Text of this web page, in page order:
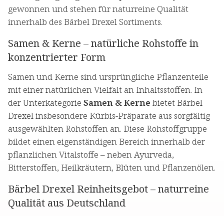
gewonnen und stehen für naturreine Qualität
innerhalb des Bärbel Drexel Sortiments.
Samen & Kerne – natürliche Rohstoffe in
konzentrierter Form
Samen und Kerne sind ursprüngliche Pflanzenteile
mit einer natürlichen Vielfalt an Inhaltsstoffen. In
der Unterkategorie Samen & Kerne bietet Bärbel
Drexel insbesondere Kürbis-Präparate aus sorgfältig
ausgewählten Rohstoffen an. Diese Rohstoffgruppe
bildet einen eigenständigen Bereich innerhalb der
pflanzlichen Vitalstoffe – neben Ayurveda,
Bitterstoffen, Heilkräutern, Blüten und Pflanzenölen.
Bärbel Drexel Reinheitsgebot – naturreine
Qualität aus Deutschland